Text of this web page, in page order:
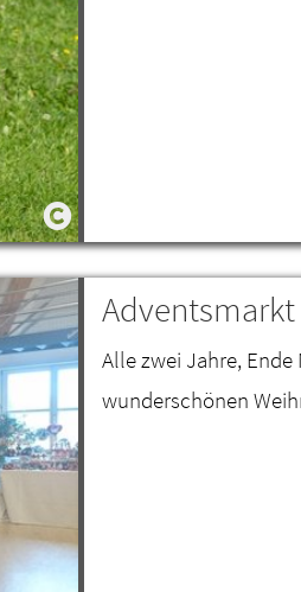
Adventsmarkt
Alle zwei Jahre,
wunderschönen